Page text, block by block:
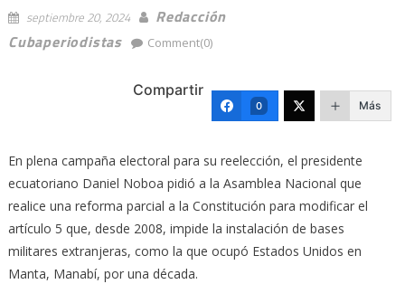
septiembre 20, 2024
Redacción
Cubaperiodistas
Comment(0)
Compartir
0 Más
En plena campaña electoral para su reelección, el presidente
ecuatoriano Daniel Noboa pidió a la Asamblea Nacional que
realice una reforma parcial a la Constitución para modificar el
artículo 5 que, desde 2008, impide la instalación de bases
militares extranjeras, como la que ocupó Estados Unidos en
Manta, Manabí, por una década.